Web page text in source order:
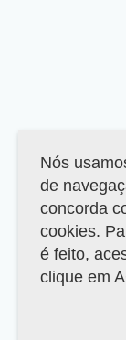
Nós
de
concorda
cookies.
é feito,
clique em